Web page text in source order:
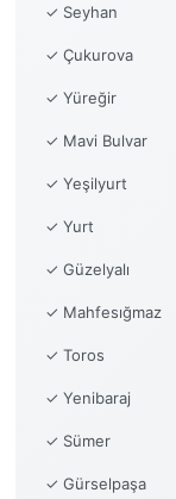
✓ Seyhan
✓ Çukurova
✓ Yüreğir
✓ Mavi Bulvar
✓ Yeşilyurt
✓ Yurt
✓ Güzelyalı
✓ Mahfesığmaz
✓ Toros
✓ Yenibaraj
✓ Sümer
✓ Gürselpaşa